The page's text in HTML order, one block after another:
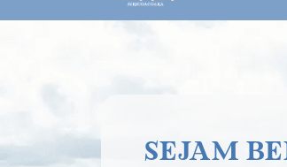
Sejam